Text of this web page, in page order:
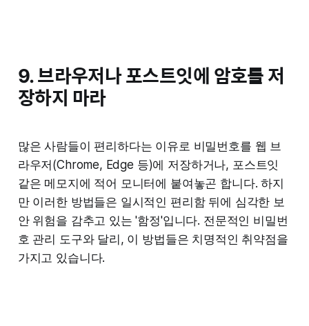
9. 브라우저나 포스트잇에 암호를 저
장하지 마라
많은 사람들이 편리하다는 이유로 비밀번호를 웹 브
라우저(Chrome, Edge 등)에 저장하거나, 포스트잇
같은 메모지에 적어 모니터에 붙여놓곤 합니다. 하지
만 이러한 방법들은 일시적인 편리함 뒤에 심각한 보
안 위험을 감추고 있는 '함정'입니다. 전문적인 비밀번
호 관리 도구와 달리, 이 방법들은 치명적인 취약점을
가지고 있습니다.